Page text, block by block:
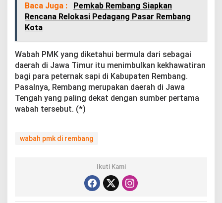
Baca Juga :
Pemkab Rembang Siapkan
Rencana Relokasi Pedagang Pasar Rembang
Kota
Wabah PMK yang diketahui bermula dari sebagai
daerah di Jawa Timur itu menimbulkan kekhawatiran
bagi para peternak sapi di Kabupaten Rembang.
Pasalnya, Rembang merupakan daerah di Jawa
Tengah yang paling dekat dengan sumber pertama
wabah tersebut. (*)
wabah pmk di rembang
Ikuti Kami